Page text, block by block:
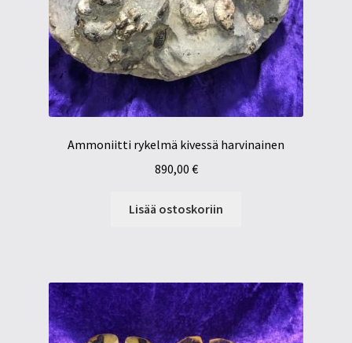
Ammoniitti rykelmä kivessä harvinainen
890,00 €
Lisää ostoskoriin